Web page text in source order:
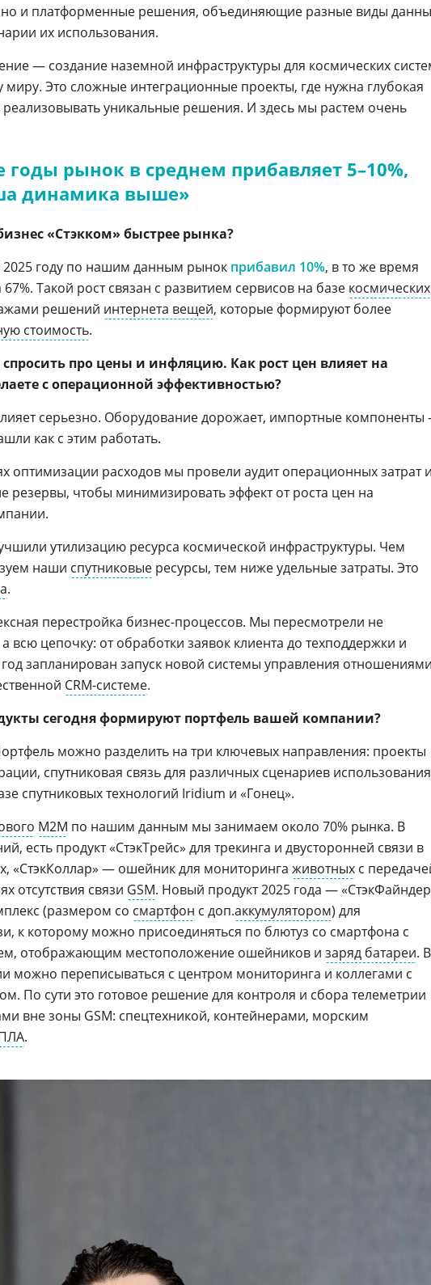
но и платформенные решения, объединяющие разные виды
их использования.
— создание наземной инфраструктуры для космических
миру. Это сложные интеграционные проекты, где нужна глубокая
реализовывать уникальные решения. И здесь мы растем очень
годы рынок в среднем прибавляет 5–10%,
динамика выше»
«Стэкком» быстрее рынка?
2025 году по нашим данным рынок прибавил 10%, в то же время
Такой рост связан с развитием сервисов на базе космических
решений интернета вещей, которые формируют более
стоимость.
спросить про цены и инфляцию. Как рост цен влияет на
с операционной эффективностью?
серьезно. Оборудование дорожает, импортные
как с этим работать.
оптимизации расходов мы провели аудит операционных затрат
резервы, чтобы минимизировать эффект от роста цен на
утилизацию ресурса космической инфраструктуры. Чем
наши спутниковые ресурсы, тем ниже удельные затраты. Это
.
перестройка бизнес-процессов. Мы пересмотрели не
всю цепочку: от обработки заявок клиента до техподдержки и
год запланирован запуск новой системы управления
CRM-системе.
сегодня формируют портфель вашей компании?
можно разделить на три ключевых направления: проекты
спутниковая связь для различных сценариев
спутниковых технологий Iridium и «Гонец».
M2M по нашим данным мы занимаем около 70% рынка. В
есть продукт «СтэкТрейс» для трекинга и двусторонней связи в
«СтэкКоллар» — ошейник для мониторинга животных с
отсутствия связи GSM. Новый продукт 2025 года —
(размером со смартфон с доп.аккумулятором) для
к которому можно присоединяться по блютуз со смартфона с
отображающим местоположение ошейников и заряд батареи. В
можно переписываться с центром мониторинга и коллегами с
По сути это готовое решение для контроля и сбора телеметрии
вне зоны GSM: спецтехникой, контейнерами, морским
.